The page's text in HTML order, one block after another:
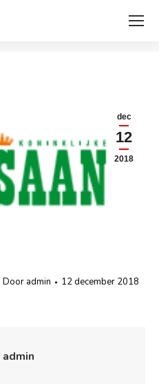
dec
12
2018
Door admin 12 december 2018
admin